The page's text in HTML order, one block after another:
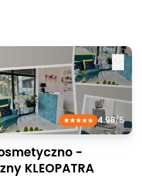
4.98/5
-
KLEOPATRA